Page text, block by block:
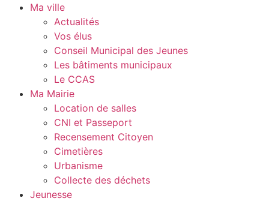
Ma ville
Actualités
Vos élus
Conseil Municipal des Jeunes
Les bâtiments municipaux
Le CCAS
Ma Mairie
Location de salles
CNI et Passeport
Recensement Citoyen
Cimetières
Urbanisme
Collecte des déchets
Jeunesse